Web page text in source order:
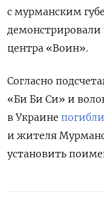
с мурманским
центра «Воин».
Согласно
«Би Би Си» и
в Украине погибли
и жителя
установить